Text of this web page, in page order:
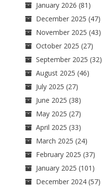
January 2026 (81)
December 2025 (47)
November 2025 (43)
October 2025 (27)
September 2025 (32)
August 2025 (46)
July 2025 (27)
June 2025 (38)
May 2025 (27)
April 2025 (33)
March 2025 (24)
February 2025 (37)
January 2025 (101)
December 2024(57)